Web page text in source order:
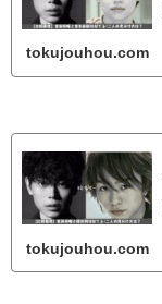
tokujouhou.com
tokujouhou.com